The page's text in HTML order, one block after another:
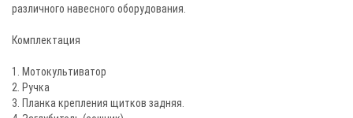
различного навесного оборудования.
Комплектация
1. Мотокультиватор
2. Ручка
3. Планка крепления щитков задняя.